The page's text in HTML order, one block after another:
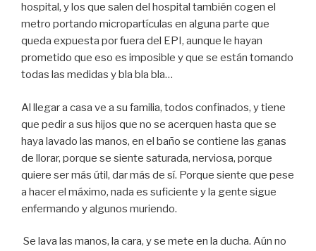
hospital, y los que salen del hospital también cogen el
metro portando micropartículas en alguna parte que
queda expuesta por fuera del EPI, aunque le hayan
prometido que eso es imposible y que se están tomando
todas las medidas y bla bla bla…
Al llegar a casa ve a su familia, todos confinados, y tiene
que pedir a sus hijos que no se acerquen hasta que se
haya lavado las manos, en el baño se contiene las ganas
de llorar, porque se siente saturada, nerviosa, porque
quiere ser más útil, dar más de sí. Porque siente que pese
a hacer el máximo, nada es suficiente y la gente sigue
enfermando y algunos muriendo.
Se lava las manos, la cara, y se mete en la ducha. Aún no